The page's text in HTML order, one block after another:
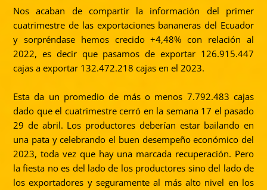
Nos acaban de compartir la información del primer
cuatrimestre de las exportaciones bananeras del Ecuador
y sorpréndase hemos crecido +4,48% con relación al
2022, es decir que pasamos de exportar 126.915.447
cajas a exportar 132.472.218 cajas en el 2023.
Esta da un promedio de más o menos 7.792.483 cajas
dado que el cuatrimestre cerró en la semana 17 el pasado
29 de abril. Los productores deberían estar bailando en
una pata y celebrando el buen desempeño económico del
2023, toda vez que hay una marcada recuperación. Pero
la fiesta no es del lado de los productores sino del lado de
los exportadores y seguramente al más alto nivel en los